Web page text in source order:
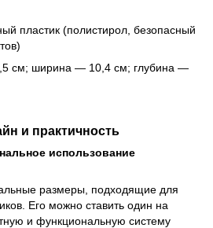
пластик (полистирол, безопасный
см; ширина — 10,4 см; глубина —
и практичность
использование
размеры, подходящие для
Его можно ставить один на
и функциональную систему